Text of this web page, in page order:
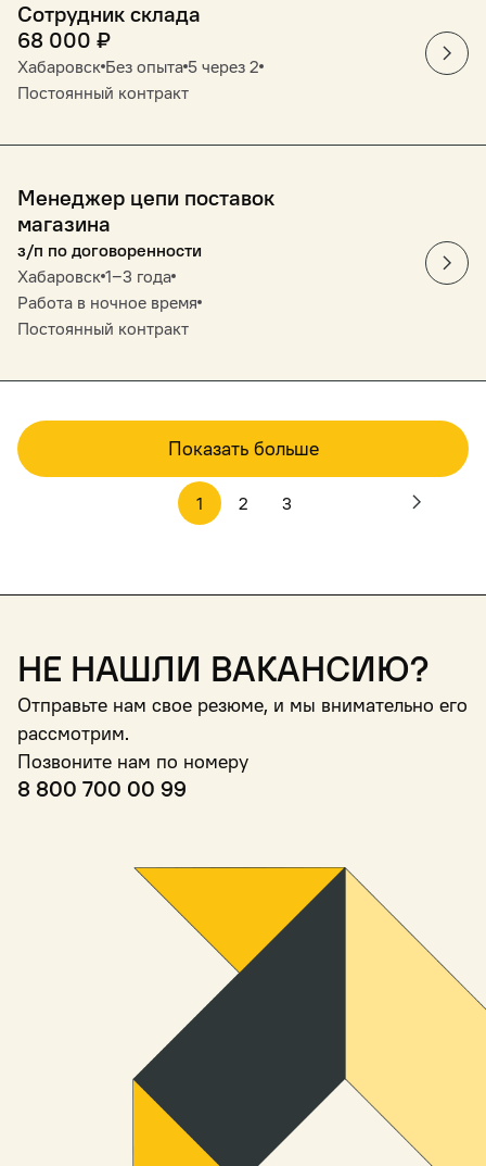
Сотрудник склада
68 000 ₽
Хабаровск Без опыта 5 через 2
Постоянный контракт
Менеджер цепи поставок
магазина
з/п по договоренности
Хабаровск 1‒3 года
Работа в ночное время
Постоянный контракт
Показать больше
1 2 3
Не нашли вакансию?
Отправьте нам свое резюме, и мы внимательно его
рассмотрим.
Позвоните нам по номеру
8 800 700 00 99